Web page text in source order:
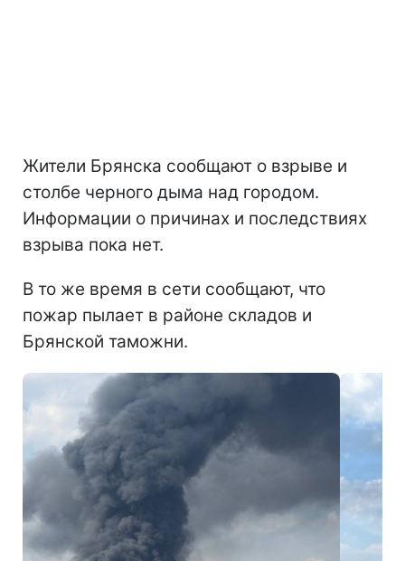
Жители Брянска сообщают о взрыве и
столбе черного дыма над городом.
Информации о причинах и последствиях
взрыва пока нет.
В то же время в сети сообщают, что
пожар пылает в районе складов и
Брянской таможни.